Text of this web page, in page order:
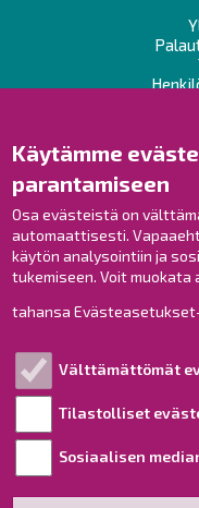
Käytämme
parantamiseen
Osa evästeistä on
automaattisesti.
käytön analysointiin ja
tukemiseen. Voit
tahansa
Välttämättömät
Tilastolliset
Sosiaalisen